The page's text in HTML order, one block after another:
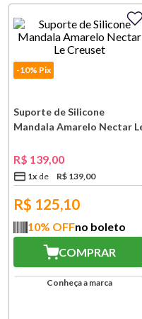
-10% Pix
Suporte de Silicone
Mandala Amarelo Nectar
R$ 139,00
1x R$ 139,00
R$ 125,10
10% OFFno boleto
COMPRAR
Conheça a marca